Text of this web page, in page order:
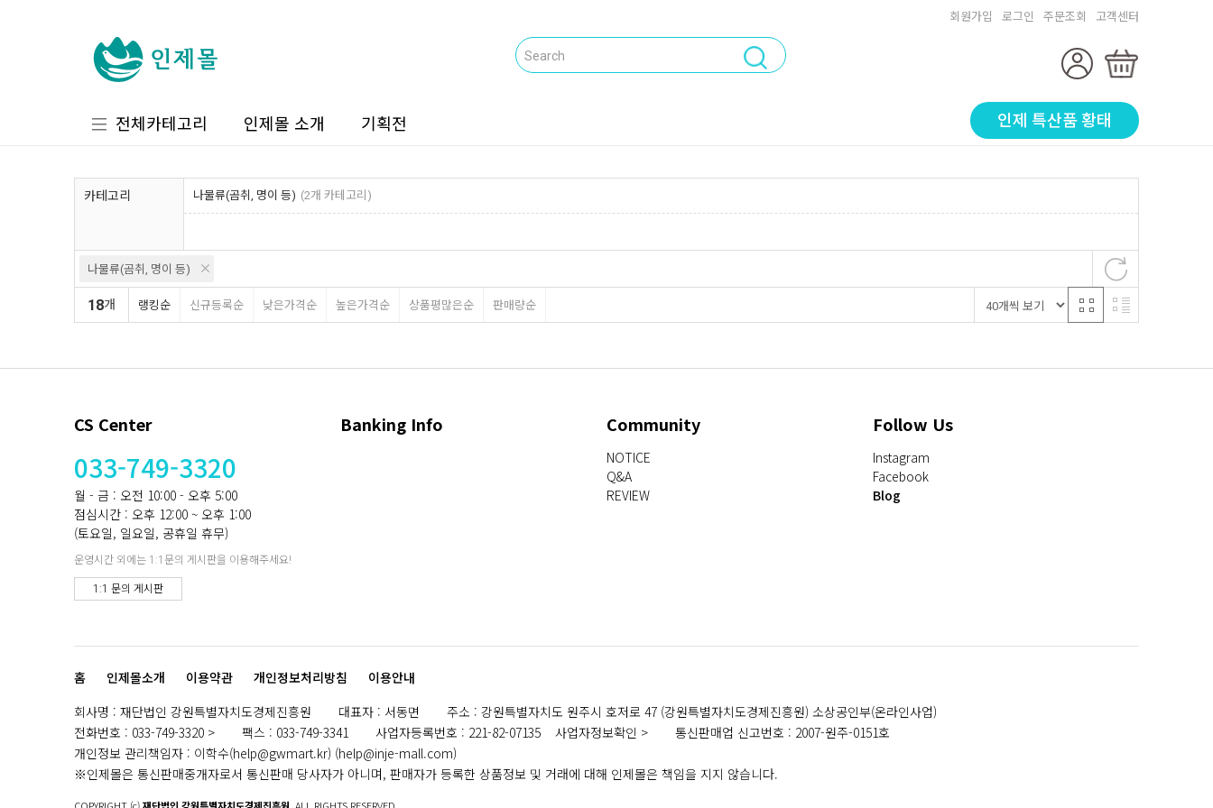
회원가입 로그인 주문조회 고객센터
닫기
전체카테고리 인제몰 소개 기획전 인제 특산품 황태
카테고리 나물류(곰취, 명이 등) (2개 카테고리)
나물류(곰취, 명이 등)
18개 랭킹순 신규등록순 낮은가격순 높은가격순 상품평많은순 판매량순
CS Center
033-749-3320
월 - 금 : 오전 10:00 - 오후 5:00
점심시간 : 오후 12:00 ~ 오후 1:00
(토요일, 일요일, 공휴일 휴무)
운영시간 외에는 1:1문의 게시판을 이용해주세요!
1:1 문의 게시판
Banking Info Community
NOTICE
Q&A
REVIEW
Follow Us
Instagram
Facebook
Blog
홈 인제몰소개 이용약관 개인정보처리방침 이용안내
회사명 : 재단법인 강원특별자치도경제진흥원 대표자 : 서동면 주소 : 강원특별자치도 원주시 호저로 47 (강원특별자치도경제진흥원) 소상공인부(온라인사업)
전화번호 : 033-749-3320 팩스 : 033-749-3341 사업자등록번호 : 221-82-07135 사업자정보확인 통신판매업 신고번호 : 2007-원주-0151호
개인정보 관리책임자 : 이학수(help@gwmart.kr) (help@inje-mall.com)
※인제몰은 통신판매중개자로서 통신판매 당사자가 아니며, 판매자가 등록한 상품정보 및 거래에 대해 인제몰은 책임을 지지 않습니다.